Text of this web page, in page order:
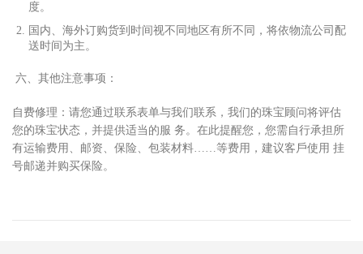
度。
国内、海外订购货到时间视不同地区有所不同，将依物流公司配
送时间为主。
六、其他注意事项：
⾃ 费修理：请您通过联系表单与我们联系，我们的珠宝顾问将评估
您的珠宝状态，并提供适当的服 务。在此提醒您，您需⾃⾏承担所
有运输费⽤ 、邮资、保险、包装材料……等费⽤ ，建议客 ⼾使⽤ 挂
号邮递并购买保险。